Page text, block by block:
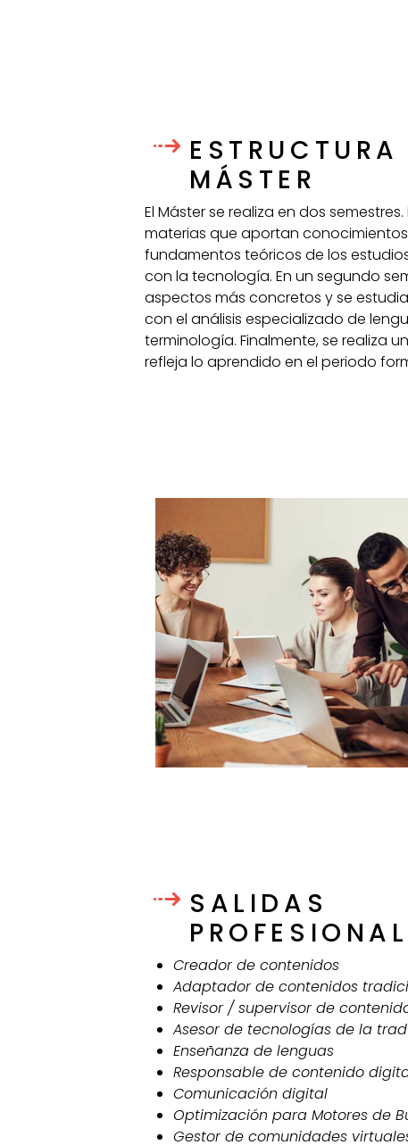
ESTRUCTURA
MÁSTER
El Máster se realiza en dos
materias que aportan
fundamentos teóricos de los
con la tecnología. En un segundo
aspectos más concretos y se
con el análisis especializado de
terminología. Finalmente, se realiza
refleja lo aprendido en el periodo
SALIDAS
Creador de contenidos
Adaptador de contenidos
Revisor / supervisor de
Asesor de tecnologías de la
Enseñanza de lenguas
Responsable de contenido
Comunicación digital
Optimización para Motores de
Gestor de comunidades